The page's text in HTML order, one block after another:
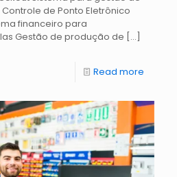
de Ponto Eletrônico
financeiro para
Gestão de produção de […]
Read more